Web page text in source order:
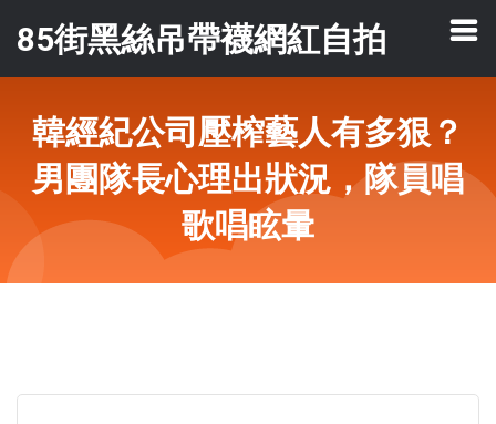
85街黑絲吊帶襪網紅自拍
韓經紀公司壓榨藝人有多狠？
男團隊長心理出狀況，隊員唱
歌唱眩暈